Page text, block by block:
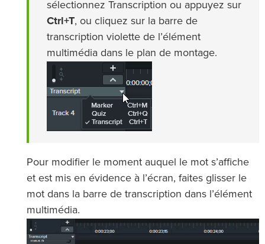
sélectionnez Transcription ou appuyez sur
Ctrl+T, ou cliquez sur la barre de
transcription violette de l’élément
multimédia dans le plan de montage.
Pour modifier le moment auquel le mot s’affiche
et est mis en évidence à l’écran, faites glisser le
mot dans la barre de transcription dans l’élément
multimédia.